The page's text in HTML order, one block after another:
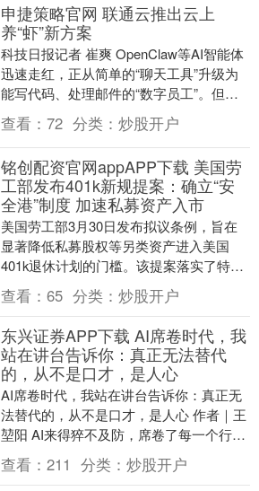
申捷策略官网 联通云推出云上
养“虾”新方案
科技日报记者 崔爽 OpenClaw等AI智能体
迅速走红，正从简单的“聊天工具”升级为
能写代码、处理邮件的“数字员工”。但热
潮背后，高危漏洞、隐私泄露、恶意插
件....
查看： 72 分类： 炒股开户
铭创配资官网appAPP下载 美国劳
工部发布401k新规提案：确立“安
全港”制度 加速私募资产入市
美国劳工部3月30日发布拟议条例，旨在
显著降低私募股权等另类资产进入美国
401k退休计划的门槛。该提案落实了特朗
普此前的行政命令，核心是为计划受托人
建立“安全港....
查看： 65 分类： 炒股开户
东兴证券APP下载 AI席卷时代，我
站在讲台告诉你：真正无法替代
的，从不是口才，是人心
AI席卷时代，我站在讲台告诉你：真正无
法替代的，从不是口才，是人心 作者｜王
堃阳 AI来得猝不及防，席卷了每一个行
业。有人恐慌，有人盲从，有人焦虑，大
家都在害怕....
查看： 211 分类： 炒股开户